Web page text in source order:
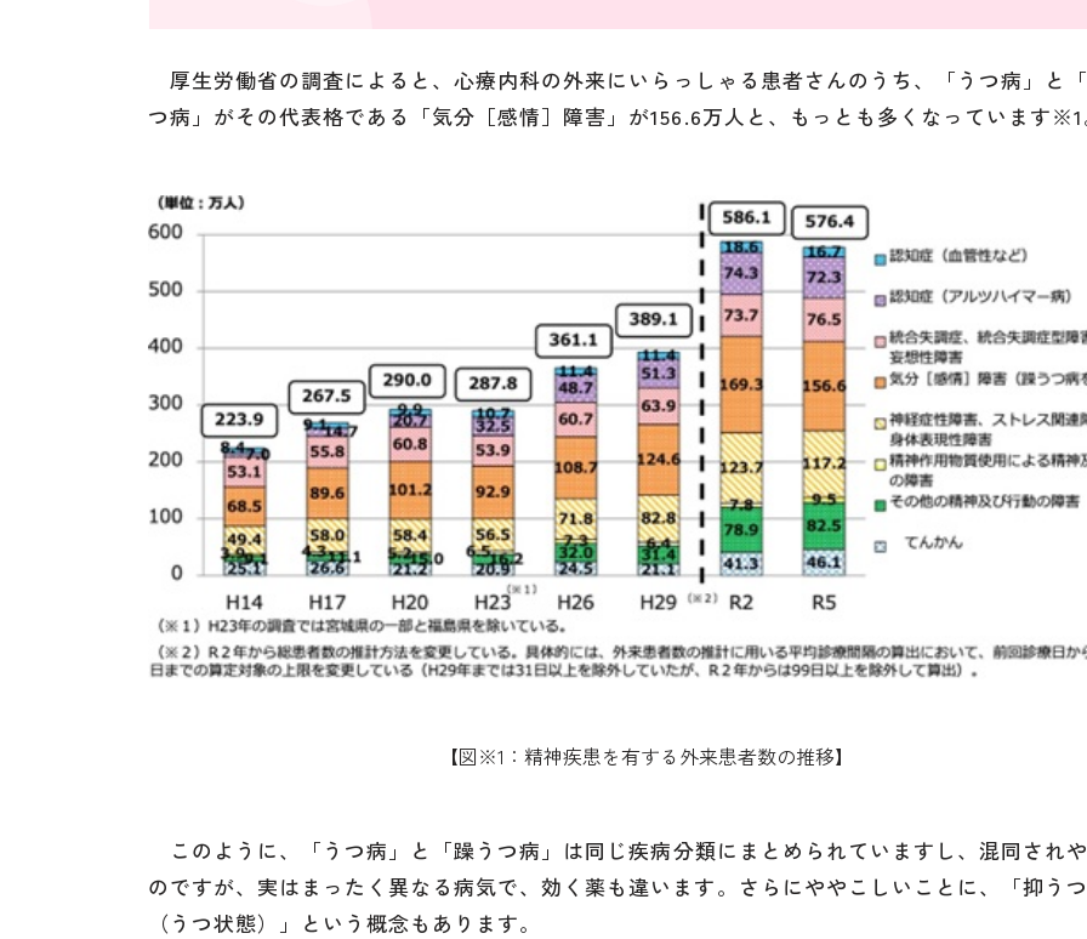
厚生労働省の調査によると、心療内科の外来にいらっしゃる患者さんのうち、「うつ病」と「
つ病」がその代表格である「気分［感情］障害」が156.6万人と、もっとも多くなっています※1
【図※1：精神疾患を有する外来患者数の推移】
このように、「うつ病」と「躁うつ病」は同じ疾病分類にまとめられていますし、混同され
のですが、実はまったく異なる病気で、効く薬も違います。さらにややこしいことに、「抑う
（うつ状態）」という概念もあります。